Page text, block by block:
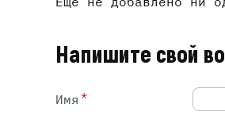
Напишите свой
Имя *